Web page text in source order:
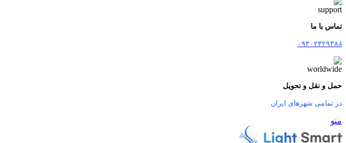
تماس با ما
۰۹۳۰۲۳۲۹۳۸4
حمل و نقل و تحویل
در تمامی شهرهای ایران
منو